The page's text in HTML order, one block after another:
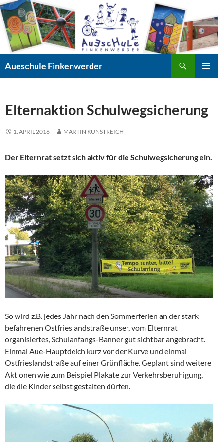
Zum
Inhalt
springen
Aueschule Finkenwerder
Elternaktion Schulwegsicherung
1. APRIL 2016 MARTIN KUNSTREICH
Der Elternrat setzt sich aktiv für die Schulwegsicherung ein.
So wird z.B. jedes Jahr nach den Sommerferien an der stark
befahrenen Ostfrieslandstraße unser, vom Elternrat
organisiertes, Schulanfangs-Banner gut sichtbar angebracht.
Einmal Aue-Hauptdeich kurz vor der Kurve und einmal
Ostfrieslandstraße auf einer Grünfläche. Geplant sind weitere
Aktionen wie zum Beispiel Plakate zur Verkehrsberuhigung,
die die Kinder selbst gestalten dürfen.